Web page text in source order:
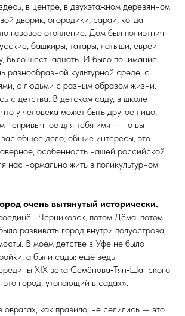
в центре, в двухэтажном деревянном
дворик, огородики, сараи, когда
газовое отопление. Дом был поли­этнич­
башкиры, татары, латыши, евреи.
было шестнадцать. И было понимание,
разнообразной культурной среде, с
с людьми с разным образом жизни.
с детства. В детском саду, в школе
у человека может быть другое лицо,
непривычное для тебя имя — но вы
вас общее дело, общие интересы, это
особенность нашей российской
нас нормально жить в поликультурном
очень вытянутый исторически.
Черниковск, потом Дёма, потом
развивать город внутри по­лу­ост­ро­ва,
В моём детстве в Уфе не было
а были сады: ещё ведь
XIX ве­ка Семёнова‑Тян‑Шанского
город, утопающий в садах».
оврагах, как правило, не селились — это